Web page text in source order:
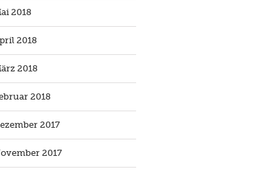
2018
2018
2018
2018
2017
2017